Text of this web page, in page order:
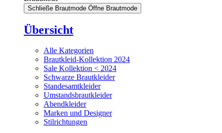
Schließe Brautmode Öffne Brautmode
Übersicht
Alle Kategorien
Brautkleid-Kollektion 2024
Sale Kollektion < 2024
Schwarze Brautkleider
Standesamtkleider
Umstandsbrautkleider
Abendkleider
Marken und Designer
Stilrichtungen